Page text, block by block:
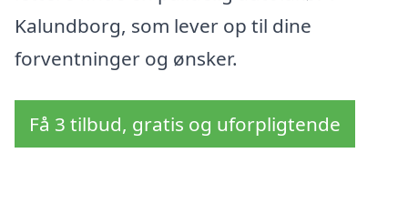
Kalundborg, som lever op til dine
forventninger og ønsker.
Få 3 tilbud, gratis og uforpligtende